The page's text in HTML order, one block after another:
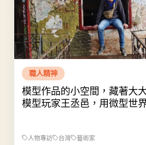
職人精神
模型作品的小空間，藏著
模型玩家王丞邑，用微型世
人物專訪 台灣 藝術家